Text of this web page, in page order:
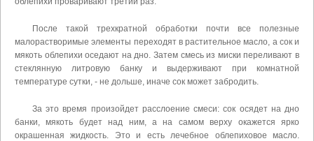
После такой трехкратной обработки почти все полезные
малорастворимые элементы переходят в растительное масло, а сок и
мякоть облепихи оседают на дно. Затем смесь из миски переливают в
стеклянную литровую банку и выдерживают при комнатной
температуре сутки, - не дольше, иначе сок может забродить.
За это время произойдет расслоение смеси: сок осядет на дно
банки, мякоть будет над ним, а на самом верху окажется ярко
окрашенная жидкость. Это и есть лечебное облепиховое масло.